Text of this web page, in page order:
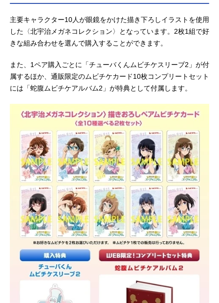
主要キャラクター10人が眼鏡をかけた描き下ろしイラストを使用
した〈北宇治メガネコレクション〉となっています。2枚1組で好
きな組み合わせを選んで購入することができます。
また、1ペア購入ごとに「チューバくんムビチケスリーブ2」が付
属するほか、通販限定のムビチケカード10枚コンプリートセット
には「蛇腹ムビチケアルバム2」が特典として付属します。